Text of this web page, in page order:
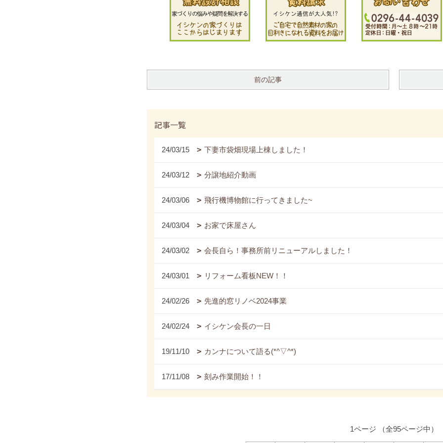
前の記事
記事一覧
24/03/15 下妻市袋畑現場上棟しました！
24/03/12 分譲地紹介動画
24/03/06 飛行機博物館に行ってきました~
24/03/04 お家で床屋さん
24/03/02 会長自ら！事務所前リニューアルしました！
24/03/01 リフォーム看板NEW！！
24/02/26 先進的窓リノベ2024事業
24/02/24 イシケン会長の一日
19/11/10 カンナについて語る(*^▽^*)
17/11/08 刻み作業開始！！
1ページ （全95ページ中）